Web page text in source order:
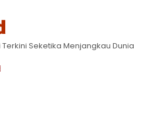
Seketika Menjangkau Dunia